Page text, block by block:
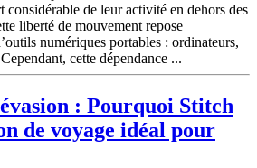
considérable de leur activité en dehors des
liberté de mouvement repose
numériques portables : ordinateurs,
cette dépendance ...
: Pourquoi Stitch
de voyage idéal pour